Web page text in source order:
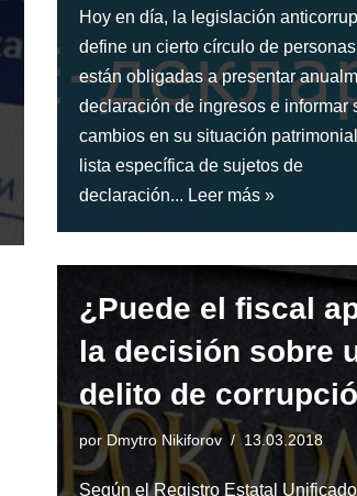
Hoy en día, la legislación
define un cierto círculo de
están obligadas a presentar
declaración de ingresos e informar
cambios en su situación
lista específica de sujetos de
declaración... Leer más »
¿Puede el fiscal
la decisión sobre
delito de
por Dmytro Nikiforov 13.03.2018
Según el Registro Estatal